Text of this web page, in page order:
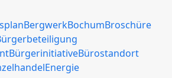
BergwerkBochumBroschüre
BürgerinitiativeBürostandort
Energie